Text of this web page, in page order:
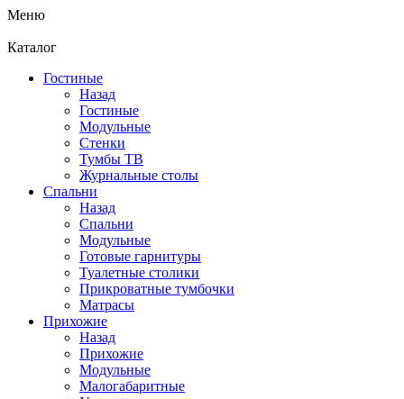
Меню
Каталог
Гостиные
Назад
Гостиные
Модульные
Стенки
Тумбы ТВ
Журнальные столы
Спальни
Назад
Спальни
Модульные
Готовые гарнитуры
Туалетные столики
Прикроватные тумбочки
Матрасы
Прихожие
Назад
Прихожие
Модульные
Малогабаритные